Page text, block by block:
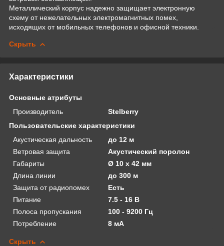
Металлический корпус надежно защищает электронную
схему от нежелательных электромагнитных помех,
исходящих от мобильных телефонов и офисной техники.
Скрыть
Характеристики
Основные атрибуты
Производитель
Stelberry
Пользовательские характеристики
Акустическая дальность
до 12 м
Ветровая защита
Акустический поролон
Габариты
Ø 10 х 42 мм
Длина линии
до 300 м
Защита от радиопомех
Есть
Питание
7.5 - 16 В
Полоса пропускания
100 - 9200 Гц
Потребление
8 мА
Скрыть